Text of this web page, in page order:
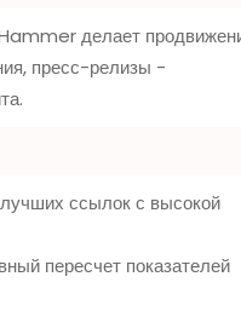
делает
пресс-релизы -
ссылок с высокой
пересчет показателей